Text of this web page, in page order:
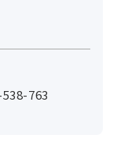
763